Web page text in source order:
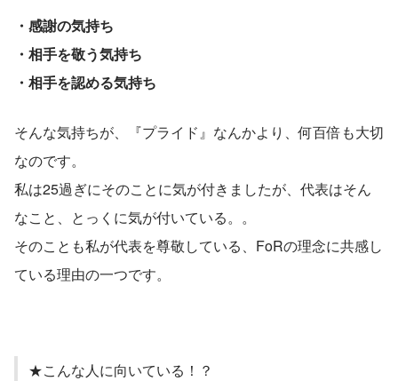
・感謝の気持ち
・相手を敬う気持ち
・相手を認める気持ち
そんな気持ちが、『プライド』なんかより、何百倍も大切
なのです。
私は25過ぎにそのことに気が付きましたが、代表はそん
なこと、とっくに気が付いている。。
そのことも私が代表を尊敬している、FoRの理念に共感し
ている理由の一つです。
★こんな人に向いている！？